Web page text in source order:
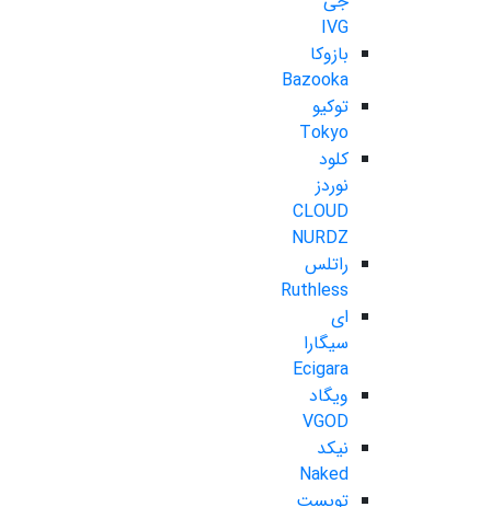
IVG
بازوکا
Bazooka
توکیو
Tokyo
کلود
نوردز
CLOUD
NURDZ
راتلس
Ruthless
ای
سیگارا
Ecigara
ویگاد
VGOD
نیکد
Naked
تویست